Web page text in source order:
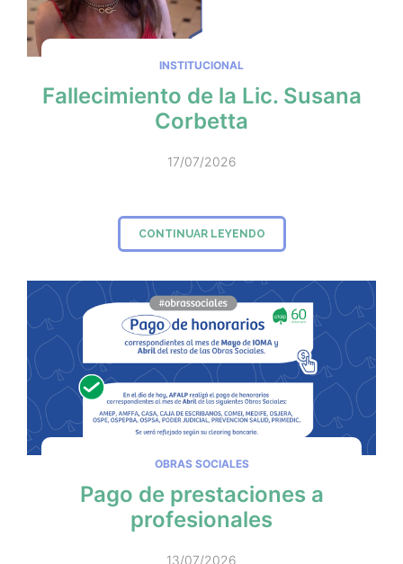
INSTITUCIONAL
Fallecimiento de la Lic. Susana
Corbetta
17/07/2026
CONTINUAR LEYENDO
OBRAS SOCIALES
Pago de prestaciones a
profesionales
13/07/2026